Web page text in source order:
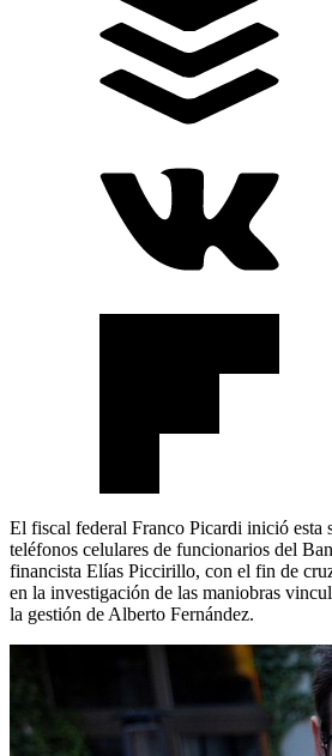
El fiscal federal Franco Picardi inició esta
teléfonos celulares de funcionarios del
financista Elías Piccirillo, con el fin de
en la investigación de las maniobras
la gestión de Alberto Fernández.